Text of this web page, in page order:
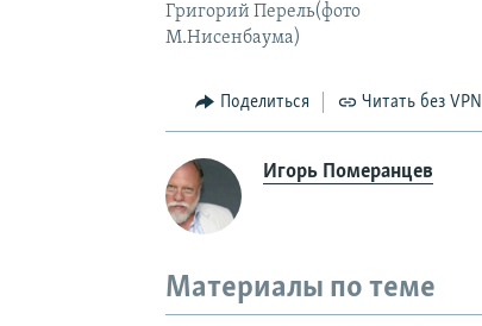
Григорий Перель(фото
М.Нисенбаума)
Поделиться Читать без VPN
Игорь Померанцев
Материалы по теме